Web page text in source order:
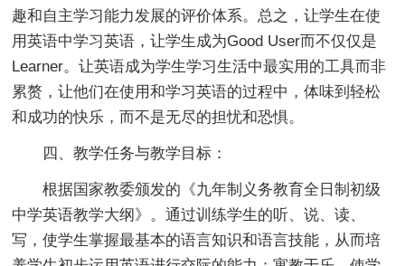
趣和自主学习能力发展的评价体系。总之，让学生在使
用英语中学习英语，让学生成为Good User而不仅仅是
Learner。让英语成为学生学习生活中最实用的工具而非
累赘，让他们在使用和学习英语的过程中，体味到轻松
和成功的快乐，而不是无尽的担忧和恐惧。
四、教学任务与教学目标：
根据国家教委颁发的《九年制义务教育全日制初级
中学英语教学大纲》。通过训练学生的听、说、读、
写，使学生掌握最基本的语言知识和语言技能，从而培